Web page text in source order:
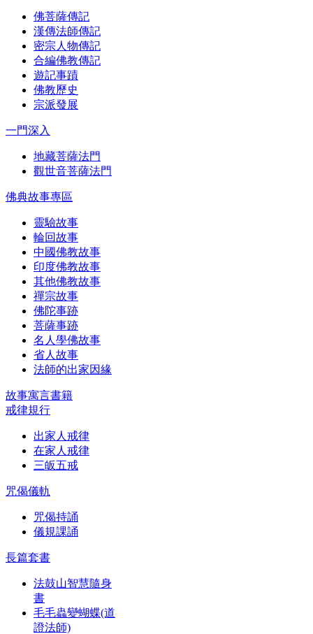
佛菩薩傳記
漢傳法師傳記
密宗人物傳記
合編佛教傳記
遊記事蹟
佛教歷史
宗派發展
一門深入
地藏菩薩法門
觀世音菩薩法門
佛典故事專區
靈驗故事
輪回故事
中國佛教故事
印度佛教故事
其他佛教故事
禪宗故事
佛陀事跡
菩薩事跡
名人學佛故事
省人故事
法師的出家因緣
故事寓言書籍
戒律規行
出家人戒律
在家人戒律
三皈五戒
咒偈儀軌
咒偈持誦
儀規課誦
長篇套書
法鼓山智慧隨身
書
毛毛蟲變蝴蝶(道
證法師)